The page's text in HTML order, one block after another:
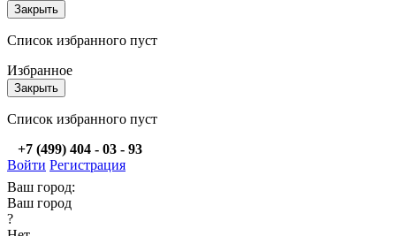
Закрыть
Список избранного пуст
Избранное
Закрыть
Список избранного пуст
+7 (499) 404 - 03 - 93
Войти Регистрация
Ваш город:
Ваш город
?